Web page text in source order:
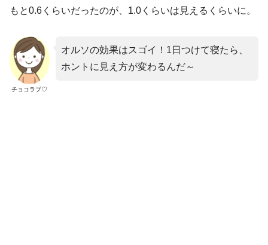
もと0.6くらいだったのが、1.0くらいは見えるくらいに。
チョコラブ♡
オルソの効果はスゴイ！1日つけて寝たら、
ホントに見え方が変わるんだ～